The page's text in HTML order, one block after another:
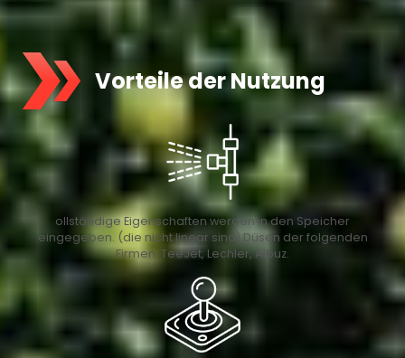
Vorteile der Nutzung
ollständige Eigenschaften werden in den Speicher
eingegeben. (die nicht linear sind) Düsen der folgenden
Firmen: TeeJet, Lechler, Albuz.